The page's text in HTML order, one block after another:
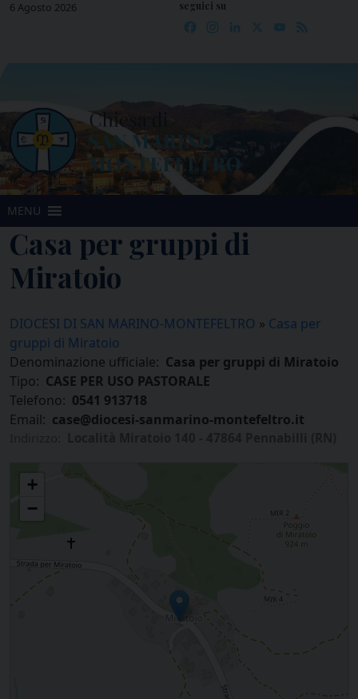
Skip6 Agosto 2026 seguici su
Facebook
Instagram
LinkedIn YouTube
MENU
Casa per gruppi di
Miratoio
DIOCESI DI SAN MARINO-MONTEFELTRO » Casa per
gruppi di Miratoio
Denominazione ufficiale: Casa per gruppi di Miratoio
Tipo: CASE PER USO PASTORALE
Telefono: 0541 913718
Email: case@diocesi-sanmarino-montefeltro.it
+
−